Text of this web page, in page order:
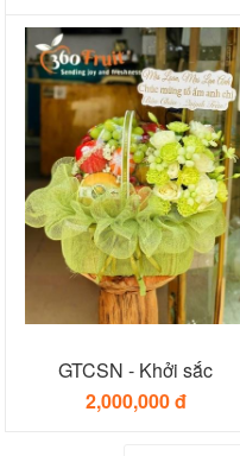
GTCSN - Khởi sắc
2,000,000 đ